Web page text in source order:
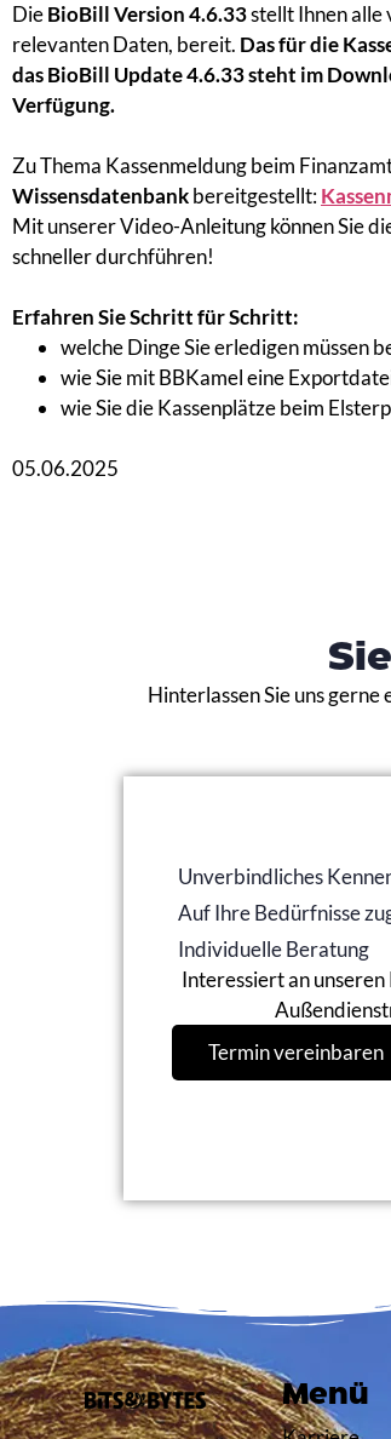
DieBioBill Version 4.6.33stellt Ihnen alle
relevanten Daten, bereit. Das für die
das BioBill Update 4.6.33 steht im
Verfügung.
Zu Thema Kassenmeldung beim
Wissensdatenbankbereitgestellt:
Mit unserer Video-Anleitung können Sie
schneller durchführen!
Erfahren Sie Schritt für Schritt:
welche Dinge Sie erledigen müssen
wie Sie mit BBKamel eine
wie Sie die Kassenplätze beim
05.06.2025
Hinterlassen Sie uns
Unverbindliches
Auf Ihre Bedürfnisse
Individuelle Beratung
Interessiert an unseren
Termin vereinbaren
Menü